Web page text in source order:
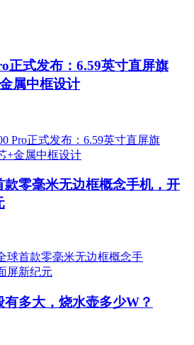
正式发布：6.59英寸直屏旗
属中框设计
款零毫米无边框概念手机，开
多大，烧水壶多少W？